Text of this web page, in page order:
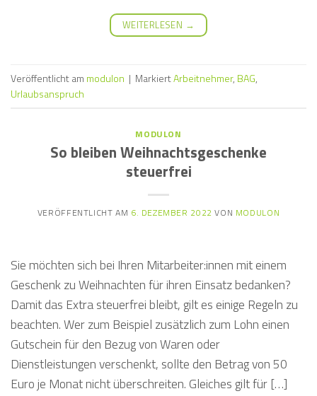
WEITERLESEN →
Veröffentlicht am modulon | MarkiertArbeitnehmer, BAG,
Urlaubsanspruch
MODULON
So bleiben Weihnachtsgeschenke
steuerfrei
VERÖFFENTLICHT AM 6. DEZEMBER 2022 VON MODULON
Sie möchten sich bei Ihren Mitarbeiter:innen mit einem
Geschenk zu Weihnachten für ihren Einsatz bedanken?
Damit das Extra steuerfrei bleibt, gilt es einige Regeln zu
beachten. Wer zum Beispiel zusätzlich zum Lohn einen
Gutschein für den Bezug von Waren oder
Dienstleistungen verschenkt, sollte den Betrag von 50
Euro je Monat nicht überschreiten. Gleiches gilt für […]